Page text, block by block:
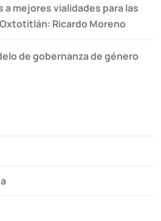
a mejores vialidades para las
Ricardo Moreno
de gobernanza de género